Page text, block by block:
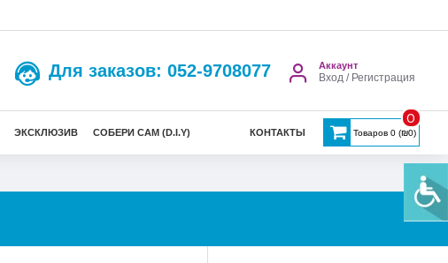
Для заказов: 052-9708077 Аккаунт
Вход / Регистрация
ЭКСКЛЮЗИВ СОБЕРИ САМ (D.I.Y) КОНТАКТЫ Товаров 0 (₪0)
0